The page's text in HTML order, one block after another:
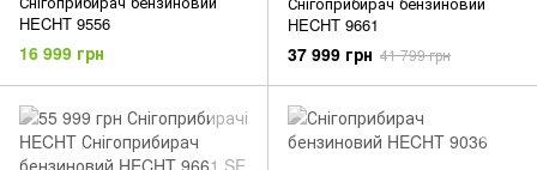
HECHT 9556
16 999 грн
HECHT 9661
37 999 грн 41 799 грн